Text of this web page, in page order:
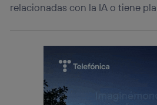
relacionadas con la IA o tiene